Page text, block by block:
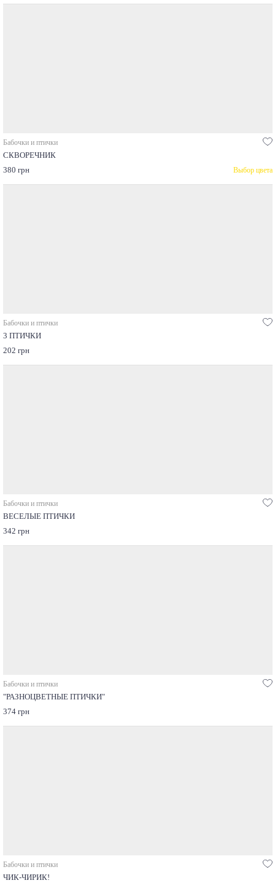
Бабочки и птички
СКВОРЕЧНИК
380 грн
Выбор цвета
Бабочки и птички
3 ПТИЧКИ
202 грн
Бабочки и птички
ВЕСЕЛЫЕ ПТИЧКИ
342 грн
Бабочки и птички
"РАЗНОЦВЕТНЫЕ ПТИЧКИ"
374 грн
Бабочки и птички
ЧИК-ЧИРИК!